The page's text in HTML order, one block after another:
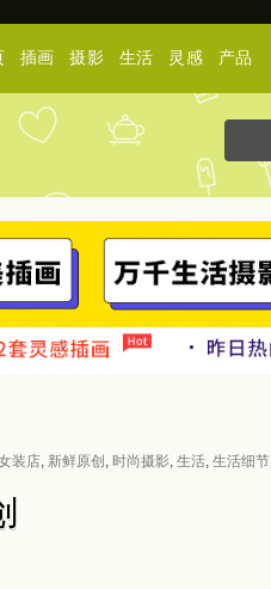
插画 摄影 生活 灵感 产品
装店 新鲜原创 时尚摄影 生活 生活细节